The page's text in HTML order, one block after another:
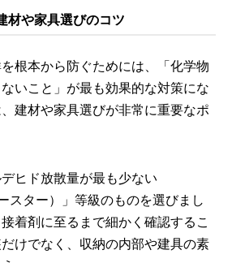
材や家具選びのコツ
根本から防ぐためには、「化学物
いこと」が最も効果的な対策にな
建材や家具選びが非常に重要なポ
ヒド放散量が最も少ない
ター）」等級のものを選びまし
着剤に至るまで細かく確認するこ
けでなく、収納の内部や建具の素